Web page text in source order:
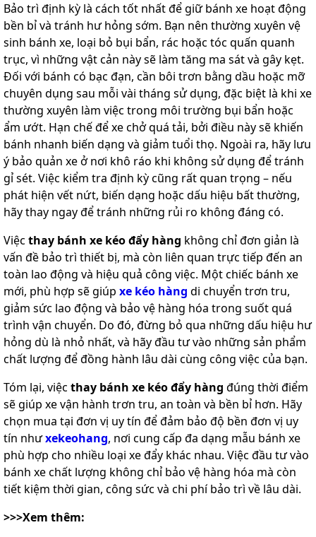
Bảo trì định kỳ là cách tốt nhất để giữ bánh xe hoạt động
bền bỉ và tránh hư hỏng sớm. Bạn nên thường xuyên vệ
sinh bánh xe, loại bỏ bụi bẩn, rác hoặc tóc quấn quanh
trục, vì những vật cản này sẽ làm tăng ma sát và gây kẹt.
Đối với bánh có bạc đạn, cần bôi trơn bằng dầu hoặc mỡ
chuyên dụng sau mỗi vài tháng sử dụng, đặc biệt là khi xe
thường xuyên làm việc trong môi trường bụi bẩn hoặc
ẩm ướt. Hạn chế để xe chở quá tải, bởi điều này sẽ khiến
bánh nhanh biến dạng và giảm tuổi thọ. Ngoài ra, hãy lưu
ý bảo quản xe ở nơi khô ráo khi không sử dụng để tránh
gỉ sét. Việc kiểm tra định kỳ cũng rất quan trọng – nếu
phát hiện vết nứt, biến dạng hoặc dấu hiệu bất thường,
hãy thay ngay để tránh những rủi ro không đáng có.
Việc thay bánh xe kéo đẩy hàng không chỉ đơn giản là
vấn đề bảo trì thiết bị, mà còn liên quan trực tiếp đến an
toàn lao động và hiệu quả công việc. Một chiếc bánh xe
mới, phù hợp sẽ giúp xe kéo hàng di chuyển trơn tru,
giảm sức lao động và bảo vệ hàng hóa trong suốt quá
trình vận chuyển. Do đó, đừng bỏ qua những dấu hiệu hư
hỏng dù là nhỏ nhất, và hãy đầu tư vào những sản phẩm
chất lượng để đồng hành lâu dài cùng công việc của bạn.
Tóm lại, việc thay bánh xe kéo đẩy hàng đúng thời điểm
sẽ giúp xe vận hành trơn tru, an toàn và bền bỉ hơn. Hãy
chọn mua tại đơn vị uy tín để đảm bảo độ bền đơn vị uy
tín nhưxekeohang, nơi cung cấp đa dạng mẫu bánh xe
phù hợp cho nhiều loại xe đẩy khác nhau. Việc đầu tư vào
bánh xe chất lượng không chỉ bảo vệ hàng hóa mà còn
tiết kiệm thời gian, công sức và chi phí bảo trì về lâu dài.
>>>Xem thêm: